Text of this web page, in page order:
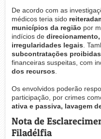
De acordo com as
médicos teria sido
municípios da região por
indícios de
irregularidades legais .
subcontratações
financeiras suspeitas, com
dos recursos
Os envolvidos poderão
participação, por crimes
ativa e passiva, lavagem
Nota de
Filadélfia